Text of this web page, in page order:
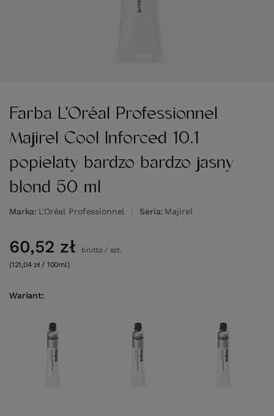
Farba L'Oréal Professionnel
Majirel Cool Inforced 10.1
popielaty bardzo bardzo jasny
blond 50 ml
Marka L'Oréal Professionnel Seria Majirel
Wariant
60,52 zł brutto/ szt.
(121,04 zł / 100ml)